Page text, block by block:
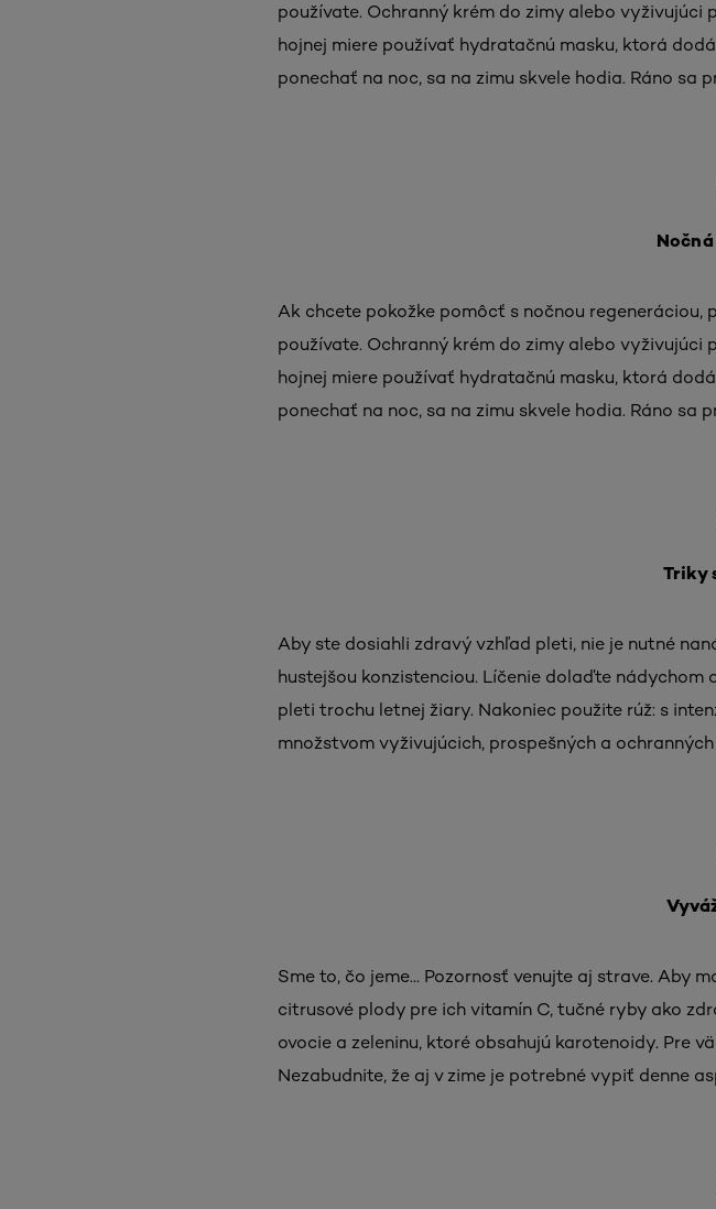
používate. Ochranný krém do zimy alebo vyživujúci
hojnej miere používať hydratačnú masku, ktorá
ponechať na noc, sa na zimu skvele hodia. Ráno sa
Ak chcete pokožke pomôcť s nočnou
používate. Ochranný krém do zimy alebo vyživujúci
hojnej miere používať hydratačnú masku, ktorá
ponechať na noc, sa na zimu skvele hodia. Ráno sa
Triky
Aby ste dosiahli zdravý vzhľad pleti, nie je nutné
hustejšou konzistenciou. Líčenie dolaďte nádychom
pleti trochu letnej žiary. Nakoniec použite rúž: s
množstvom vyživujúcich, prospešných a
Sme to, čo jeme... Pozornosť venujte aj strave. Aby
citrusové plody pre ich vitamín C, tučné ryby ako
ovocie a zeleninu, ktoré obsahujú karotenoidy. Pre
Nezabudnite, že aj v zime je potrebné vypiť denne